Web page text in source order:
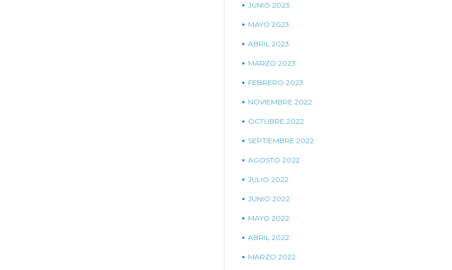
JUNIO 2023
MAYO 2023
ABRIL 2023
MARZO 2023
FEBRERO 2023
NOVIEMBRE 2022
OCTUBRE 2022
SEPTIEMBRE 2022
AGOSTO 2022
JULIO 2022
JUNIO 2022
MAYO 2022
ABRIL 2022
MARZO 2022